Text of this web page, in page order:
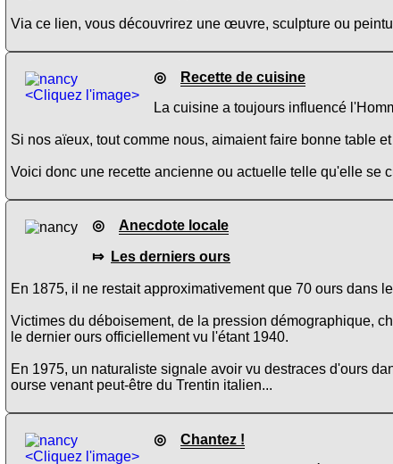
Via ce lien, vous découvrirez une œuvre, sculpture ou
<Cliquez l'image>
◎
Recette de cuisine
La cuisine a toujours influencé
Si nos aïeux, tout comme nous, aimaient faire bonne table
Voici donc une recette ancienne ou actuelle telle qu'elle se
◎ Anecdote locale
⤇ Les derniers ours
En 1875, il ne restait approximativement que 70 ours dans
Victimes du déboisement, de la pression démographique,
le dernier ours officiellement vu l'étant 1940.
En 1975, un naturaliste signale avoir vu destraces d'ours
ourse venant peut-être du Trentin italien...
<Cliquez l'image>
◎ Chantez !